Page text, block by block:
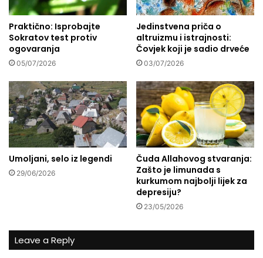
l
a
n
i
c
i
z
a
k
a
i
d
a
A
C
I
J
I
g
r
a
t
i
?
d
r
k
Praktično: Isprobajte
Sokratov test protiv
ogovaranja
05/07/2026
Jedinstvena priča o
altruizmu i istrajnosti:
Čovjek koji je sadio drveće
03/07/2026
Umoljani, selo iz legendi
29/06/2026
Čuda Allahovog stvaranja:
Zašto je limunada s
kurkumom najbolji lijek za
depresiju?
23/05/2026
Leave a Reply